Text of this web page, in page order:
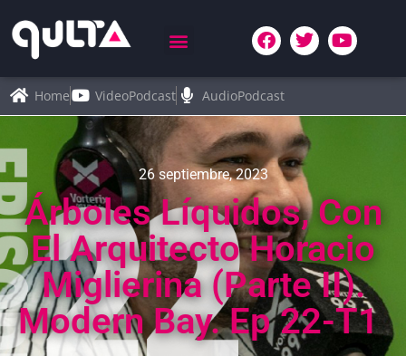
Home VideoPodcast AudioPodcast
26 septiembre, 2023
Árboles Líquidos, Con
El Arquitecto Horacio
Miglierina (parte II).
Modern Bay. Ep 22-T1